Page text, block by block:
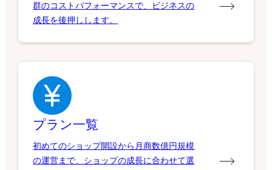
群のコストパフォーマンスで、ビジネスの
成長を後押しします。
プラン一覧
初めてのショップ開設から月商数億円規模
の運営まで、ショップの成長に合わせて選